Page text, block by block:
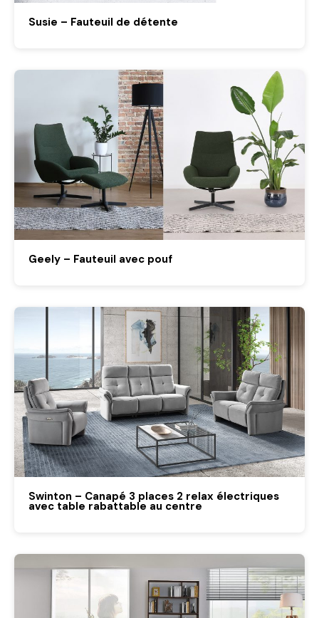
Susie – Fauteuil de détente
Geely – Fauteuil avec pouf
Swinton – Canapé 3 places 2 relax électriques
avec table rabattable au centre